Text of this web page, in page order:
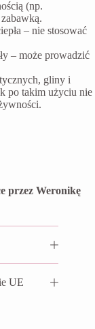
(np.
– nie stosować
– może prowadzić
gliny i
po takim użyciu nie
przez Weronikę
UE